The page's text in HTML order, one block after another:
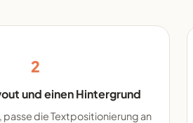
2
und einen Hintergrund
passe die Textpositionierung an